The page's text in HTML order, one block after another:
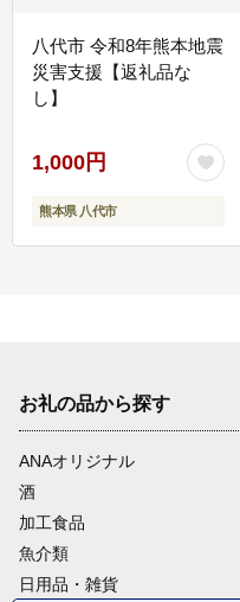
八代市 令和8年熊本地震
災害支援【返礼品な
し】
1,000円
熊本県 八代市
お礼の品から探す
ANAオリジナル
酒
加工食品
魚介類
日用品・雑貨